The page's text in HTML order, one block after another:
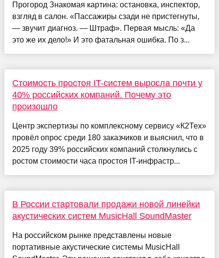
Прогород Знакомая картина: остановка, инспектор,
взгляд в салон. «Пассажиры сзади не пристегнуты,
— звучит диагноз. — Штраф». Первая мысль: «Да
это же их дело!» И это фатальная ошибка. По з...
Стоимость простоя IT-систем выросла почти у
40% российских компаний. Почему это
произошло
Центр экспертизы по комплексному сервису «К2Тех»
провёл опрос среди 180 заказчиков и выяснил, что в
2025 году 39% российских компаний столкнулись с
ростом стоимости часа простоя IT-инфрастр...
В России стартовали продажи новой линейки
акустических систем MusicHall SoundMaster
На российском рынке представлены новые
портативные акустические системы MusicHall